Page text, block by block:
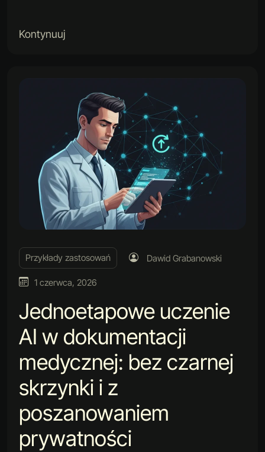
Kontynuuj
Przykłady zastosowań Dawid Grabanowski
1 czerwca, 2026
Jednoetapowe uczenie
AI w dokumentacji
medycznej: bez czarnej
skrzynki i z
poszanowaniem
prywatności